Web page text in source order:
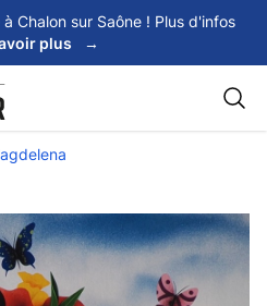
Chalon sur Saône ! Plus d'infos
plus →